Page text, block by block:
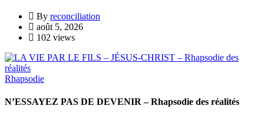
By reconciliation
août 5, 2026
102 views
Rhapsodie
N’ESSAYEZ PAS DE DEVENIR – Rhapsodie des réalités